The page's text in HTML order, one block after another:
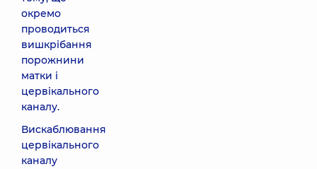
окремо
проводиться
вишкрібання
порожнини
матки і
цервікального
каналу.
Вискаблювання
цервікального
каналу